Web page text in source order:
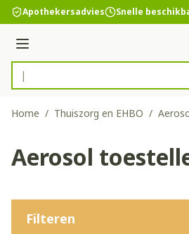
Ga naar de inhoud
Apothekersadvies Snelle
Menu
Product, merk, categorie...
Home / Thuiszorg en EHBO /
Aerosol
Filteren